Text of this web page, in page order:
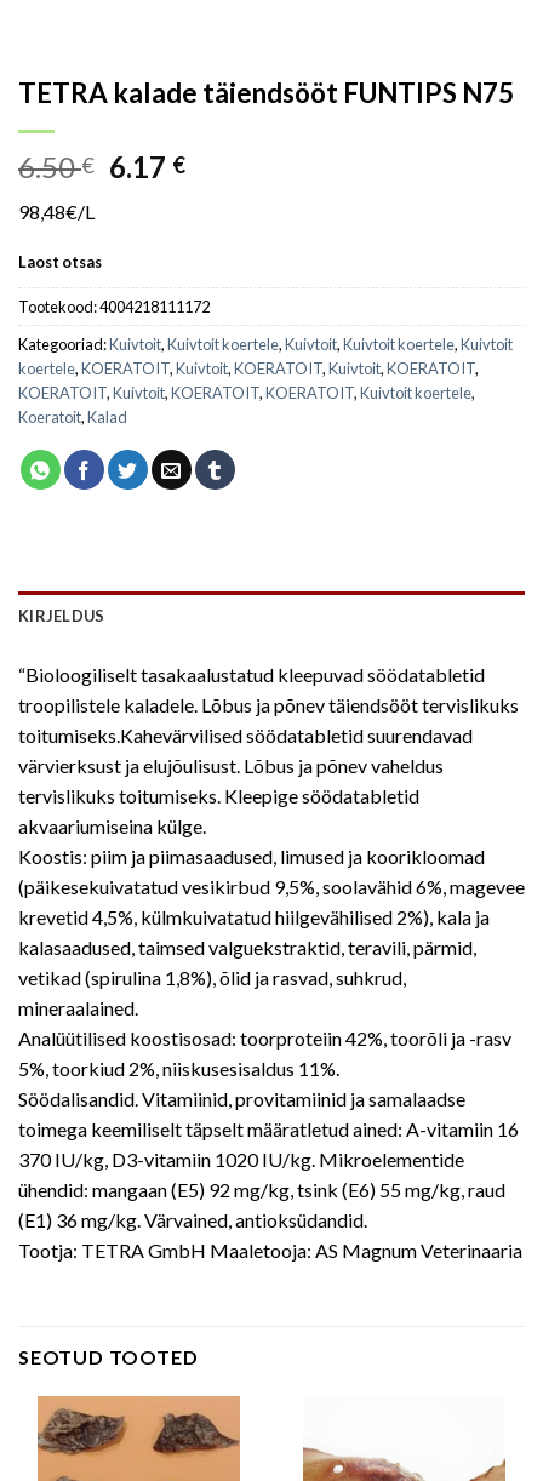
TETRA kalade täiendsööt FUNTIPS N75
6.50€ 6.17 €
98,48€/L
Laost otsas
Tootekood:4004218111172
Kategooriad:Kuivtoit,Kuivtoit koertele,Kuivtoit,Kuivtoit koertele,Kuivtoit
koertele,KOERATOIT,Kuivtoit,KOERATOIT,Kuivtoit,KOERATOIT,
KOERATOIT,Kuivtoit,KOERATOIT,KOERATOIT,Kuivtoit koertele,
Koeratoit,Kalad
KIRJELDUS
“Bioloogiliselt tasakaalustatud kleepuvad söödatabletid
troopilistele kaladele. Lõbus ja põnev täiendsööt tervislikuks
toitumiseks.Kahevärvilised söödatabletid suurendavad
värvierksust ja elujõulisust. Lõbus ja põnev vaheldus
tervislikuks toitumiseks. Kleepige söödatabletid
akvaariumiseina külge.
Koostis: piim ja piimasaadused, limused ja koorikloomad
(päikesekuivatatud vesikirbud 9,5%, soolavähid 6%, magevee
krevetid 4,5%, külmkuivatatud hiilgevähilised 2%), kala ja
kalasaadused, taimsed valguekstraktid, teravili, pärmid,
vetikad (spirulina 1,8%), õlid ja rasvad, suhkrud,
mineraalained.
Analüütilised koostisosad: toorproteiin 42%, toorõli ja -rasv
5%, toorkiud 2%, niiskusesisaldus 11%.
Söödalisandid. Vitamiinid, provitamiinid ja samalaadse
toimega keemiliselt täpselt määratletud ained: A-vitamiin 16
370 IU/kg, D3-vitamiin 1020 IU/kg. Mikroelementide
ühendid: mangaan (E5) 92 mg/kg, tsink (E6) 55 mg/kg, raud
(E1) 36 mg/kg. Värvained, antioksüdandid.
Tootja: TETRA GmbH Maaletooja: AS Magnum Veterinaaria
SEOTUD TOOTED